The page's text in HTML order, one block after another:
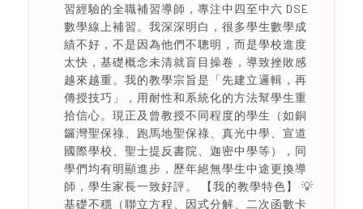
習經驗的全職補習導師，專注中四至中六 DSE
數學線上補習。我深深明白，很多學生數學成
績不好，不是因為他們不聰明，而是學校進度
太快，基礎概念未清就盲目操卷，導致挫敗感
越來越重。我的教學宗旨是「先建立邏輯，再
傳授技巧」，用耐性和系統化的方法幫學生重
拾信心。現正及曾教授不同程度的學生（如銅
鑼灣聖保祿、跑馬地聖保祿、真光中學、宣道
國際學校、聖士提反書院、迦密中學等），同
學們均有明顯進步，歷年絕無學生中途更換導
師，學生家長一致好評。 【我的教學特色】 💡
基礎不穩（聯立方程、因式分解、二次函數卡